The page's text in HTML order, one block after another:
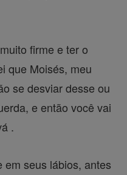
firme e ter o
que Moisés, meu
se desviar desse ou
e então você vai
.
em seus lábios, antes